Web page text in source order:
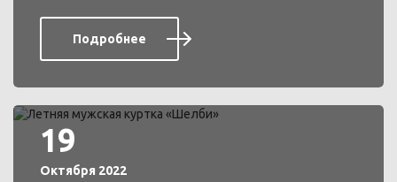
Подробнее
19
Октября 2022